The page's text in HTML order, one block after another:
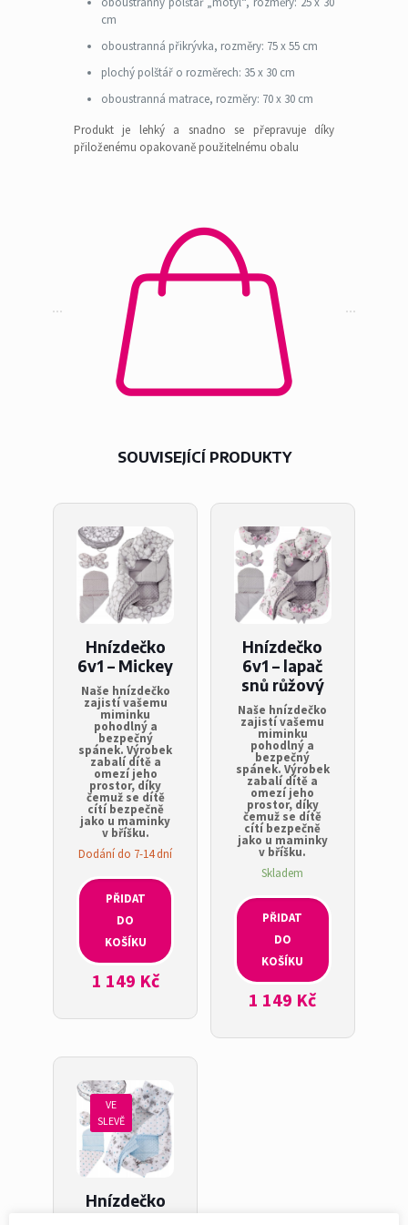
cm
oboustranná přikrývka, rozměry: 75 x 55 cm
plochý polštář o rozměrech: 35 x 30 cm
oboustranná matrace, rozměry: 70 x 30 cm
Produkt je lehký a snadno se přepravuje díky
přiloženému opakovaně použitelnému obalu
SOUVISEJÍCÍ PRODUKTY
Hnízdečko
6v1 – Mickey
Naše hnízdečko
zajistí vašemu
miminku
pohodlný a
bezpečný
spánek. Výrobek
zabalí dítě a
omezí jeho
prostor, díky
čemuž se dítě
cítí bezpečně
jako u maminky
v bříšku.
Dodání do 7-14 dní
PŘIDAT
DO
KOŠÍKU
1 149 Kč
Hnízdečko
6v1 – lapač
snů růžový
Naše hnízdečko
zajistí vašemu
miminku
pohodlný a
bezpečný
spánek. Výrobek
zabalí dítě a
omezí jeho
prostor, díky
čemuž se dítě
cítí bezpečně
jako u maminky
v bříšku.
Skladem
PŘIDAT
DO
KOŠÍKU
1 149 Kč
VE
SLEVĚ
Hnízdečko